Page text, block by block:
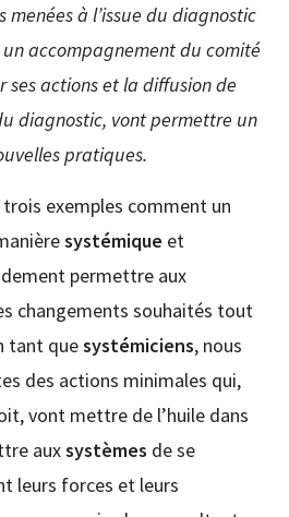
menées à l’issue du diagnostic
accompagnement du comité
actions et la diffusion de
diagnostic, vont permettre un
pratiques.
exemples comment un
systémique et
permettre aux
changements souhaités tout
tant quesystémiciens, nous
des actions minimales qui,
vont mettre de l’huile dans
auxsystèmes de se
leurs forces et leurs